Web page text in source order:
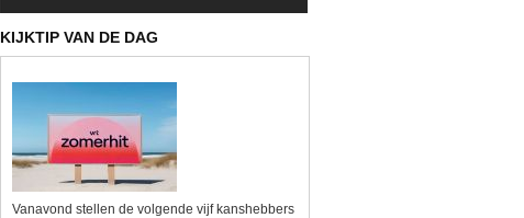
KIJKTIP VAN DE DAG
Vanavond stellen de volgende vijf kanshebbers